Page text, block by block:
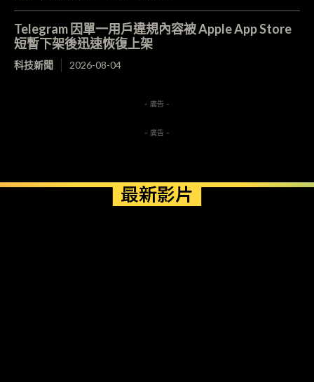
Telegram 因單一用戶違規內容被 Apple App Store
短暫下架後迅速恢復上架
科技新聞 2026-08-04
- 廣告 -
- 廣告 -
最新影片